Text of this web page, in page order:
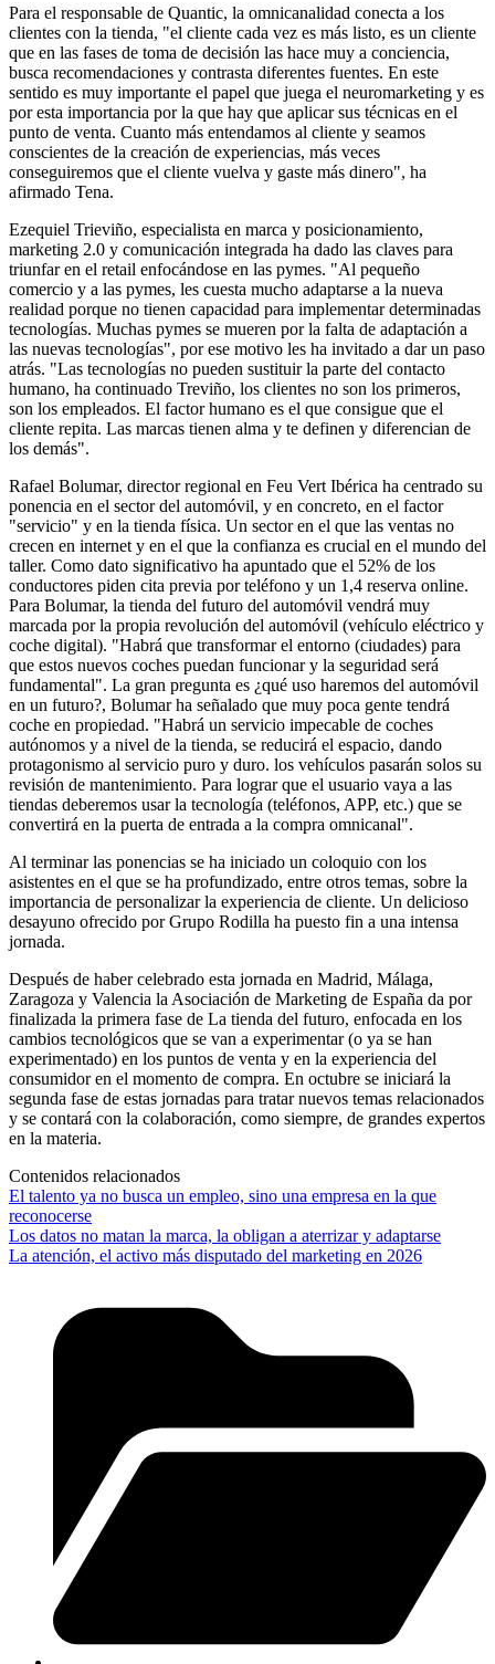
Para el responsable de Quantic, la omnicanalidad conecta a los
clientes con la tienda, "el cliente cada vez es más listo, es un cliente
que en las fases de toma de decisión las hace muy a conciencia,
busca recomendaciones y contrasta diferentes fuentes. En este
sentido es muy importante el papel que juega el neuromarketing y es
por esta importancia por la que hay que aplicar sus técnicas en el
punto de venta. Cuanto más entendamos al cliente y seamos
conscientes de la creación de experiencias, más veces
conseguiremos que el cliente vuelva y gaste más dinero", ha
afirmado Tena.
Ezequiel Trieviño, especialista en marca y posicionamiento,
marketing 2.0 y comunicación integrada ha dado las claves para
triunfar en el retail enfocándose en las pymes. "Al pequeño
comercio y a las pymes, les cuesta mucho adaptarse a la nueva
realidad porque no tienen capacidad para implementar determinadas
tecnologías. Muchas pymes se mueren por la falta de adaptación a
las nuevas tecnologías", por ese motivo les ha invitado a dar un paso
atrás. "Las tecnologías no pueden sustituir la parte del contacto
humano, ha continuado Treviño, los clientes no son los primeros,
son los empleados. El factor humano es el que consigue que el
cliente repita. Las marcas tienen alma y te definen y diferencian de
los demás".
Rafael Bolumar, director regional en Feu Vert Ibérica ha centrado su
ponencia en el sector del automóvil, y en concreto, en el factor
"servicio" y en la tienda física. Un sector en el que las ventas no
crecen en internet y en el que la confianza es crucial en el mundo del
taller. Como dato significativo ha apuntado que el 52% de los
conductores piden cita previa por teléfono y un 1,4 reserva online.
Para Bolumar, la tienda del futuro del automóvil vendrá muy
marcada por la propia revolución del automóvil (vehículo eléctrico y
coche digital). "Habrá que transformar el entorno (ciudades) para
que estos nuevos coches puedan funcionar y la seguridad será
fundamental". La gran pregunta es ¿qué uso haremos del automóvil
en un futuro?, Bolumar ha señalado que muy poca gente tendrá
coche en propiedad. "Habrá un servicio impecable de coches
autónomos y a nivel de la tienda, se reducirá el espacio, dando
protagonismo al servicio puro y duro. los vehículos pasarán solos su
revisión de mantenimiento. Para lograr que el usuario vaya a las
tiendas deberemos usar la tecnología (teléfonos, APP, etc.) que se
convertirá en la puerta de entrada a la compra omnicanal".
Al terminar las ponencias se ha iniciado un coloquio con los
asistentes en el que se ha profundizado, entre otros temas, sobre la
importancia de personalizar la experiencia de cliente. Un delicioso
desayuno ofrecido por Grupo Rodilla ha puesto fin a una intensa
jornada.
Después de haber celebrado esta jornada en Madrid, Málaga,
Zaragoza y Valencia la Asociación de Marketing de España da por
finalizada la primera fase de La tienda del futuro, enfocada en los
cambios tecnológicos que se van a experimentar (o ya se han
experimentado) en los puntos de venta y en la experiencia del
consumidor en el momento de compra. En octubre se iniciará la
segunda fase de estas jornadas para tratar nuevos temas relacionados
y se contará con la colaboración, como siempre, de grandes expertos
en la materia.
Contenidos relacionados
El talento ya no busca un empleo, sino una empresa en la que
reconocerse
Los datos no matan la marca, la obligan a aterrizar y adaptarse
La atención, el activo más disputado del marketing en 2026